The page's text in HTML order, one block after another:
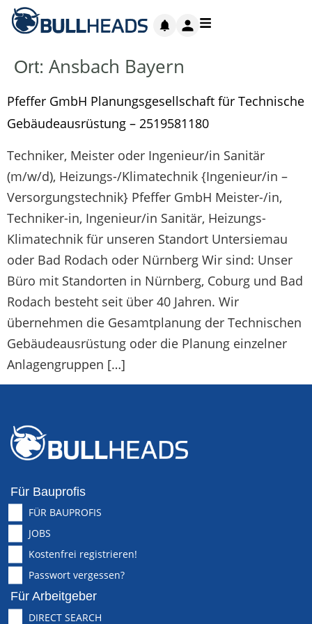
Ort: Ansbach Bayern
Pfeffer GmbH Planungsgesellschaft für Technische
Gebäude­ausrüstung – 2519581180
Techniker, Meister oder Ingenieur/in Sanitär
(m/w/d), Heizungs-/Klimatechnik {Ingenieur/in –
Versorgungstechnik} Pfeffer GmbH Meister-/in,
Techniker-in, Ingenieur/in Sanitär, Heizungs-
Klimatechnik für unseren Standort Untersiemau
oder Bad Rodach oder Nürnberg Wir sind: Unser
Büro mit Standorten in Nürnberg, Coburg und Bad
Rodach besteht seit über 40 Jahren. Wir
übernehmen die Gesamtplanung der Technischen
Gebäudeausrüstung oder die Planung einzelner
Anlagengruppen […]
Für Bauprofis
FÜR BAUPROFIS
JOBS
Kostenfrei registrieren!
Passwort vergessen?
Für Arbeitgeber
DIRECT SEARCH